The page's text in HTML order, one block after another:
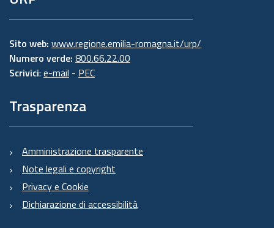
Sito web: www.regione.emilia-romagna.it/urp/
Numero verde: 800.66.22.00
Scrivici: e-mail - PEC
Trasparenza
Amministrazione trasparente
Note legali e copyright
Privacy e Cookie
Dichiarazione di accessibilità